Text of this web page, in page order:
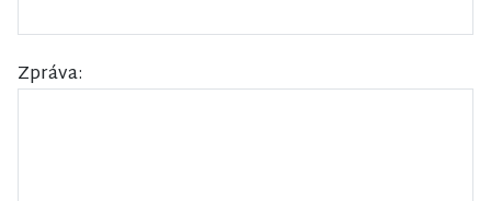
Zpráva: